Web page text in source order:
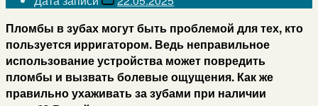
Пломбы в зубах могут быть проблемой для тех, кто
пользуется ирригатором. Ведь неправильное
использование устройства может повредить
пломбы и вызвать болевые ощущения. Как же
правильно ухаживать за зубами при наличии